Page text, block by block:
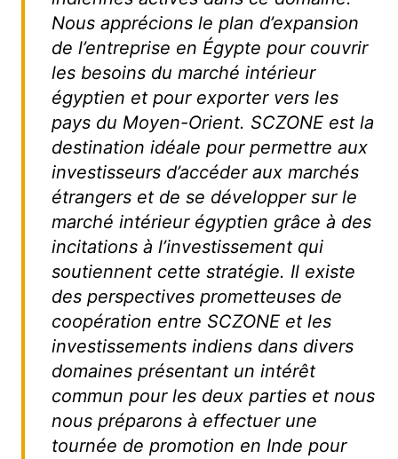
Nous apprécions le plan d’expansion
de l’entreprise en Égypte pour couvrir
les besoins du marché intérieur
égyptien et pour exporter vers les
pays du Moyen-Orient. SCZONE est la
destination idéale pour permettre aux
investisseurs d’accéder aux marchés
étrangers et de se développer sur le
marché intérieur égyptien grâce à des
incitations à l’investissement qui
soutiennent cette stratégie. Il existe
des perspectives prometteuses de
coopération entre SCZONE et les
investissements indiens dans divers
domaines présentant un intérêt
commun pour les deux parties et nous
nous préparons à effectuer une
tournée de promotion en Inde pour